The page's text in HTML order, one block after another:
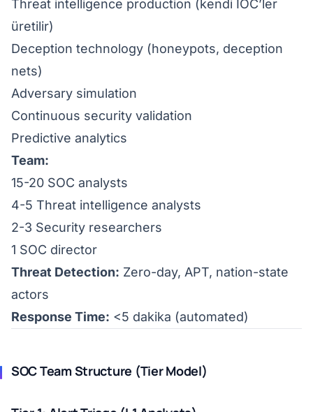
Threat intelligence production (kendi IOC’ler
üretilir)
Deception technology (honeypots, deception
nets)
Adversary simulation
Continuous security validation
Predictive analytics
Team:
15-20 SOC analysts
4-5 Threat intelligence analysts
2-3 Security researchers
1 SOC director
Threat Detection: Zero-day, APT, nation-state
actors
Response Time: <5 dakika (automated)
SOC Team Structure (Tier Model)